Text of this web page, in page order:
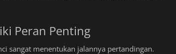
Peran Penting
sangat menentukan jalannya pertandingan.